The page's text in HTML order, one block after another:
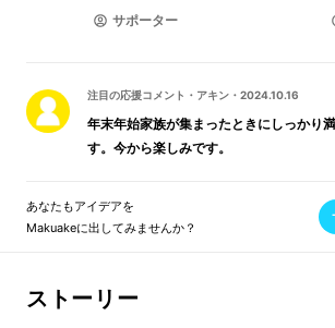
サポーター
注目の応援コメント ・ アキン ・ 2024.10.16
年末年始家族が集まったときにしっかり
す。今から楽しみです。
あなたもアイデアを
Makuakeに出してみませんか？
ストーリー